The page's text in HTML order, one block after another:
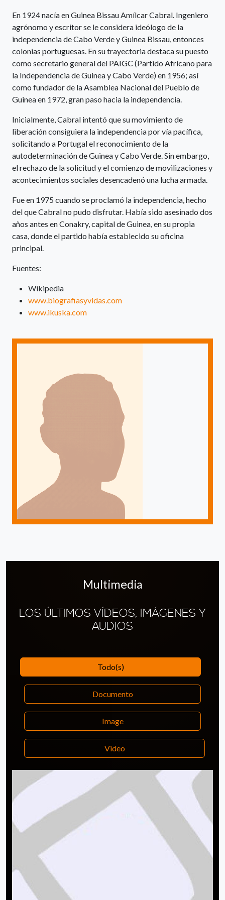
En 1924 nacía en Guinea Bissau Amílcar Cabral. Ingeniero
agrónomo y escritor se le considera ideólogo de la
independencia de Cabo Verde y Guinea Bissau, entonces
colonias portuguesas. En su trayectoria destaca su puesto
como secretario general del PAIGC (Partido Africano para
la Independencia de Guinea y Cabo Verde) en 1956; así
como fundador de la Asamblea Nacional del Pueblo de
Guinea en 1972, gran paso hacia la independencia.
Inicialmente, Cabral intentó que su movimiento de
liberación consiguiera la independencia por vía pacífica,
solicitando a Portugal el reconocimiento de la
autodeterminación de Guinea y Cabo Verde. Sin embargo,
el rechazo de la solicitud y el comienzo de movilizaciones y
acontecimientos sociales desencadenó una lucha armada.
Fue en 1975 cuando se proclamó la independencia, hecho
del que Cabral no pudo disfrutar. Había sido asesinado dos
años antes en Conakry, capital de Guinea, en su propia
casa, donde el partido había establecido su oficina
principal.
Fuentes:
Wikipedia
www.biografiasyvidas.com
www.ikuska.com
Multimedia
LOS ÚLTIMOS VÍDEOS, IMÁGENES Y
AUDIOS
Todo(s)
Documento
Image
Video